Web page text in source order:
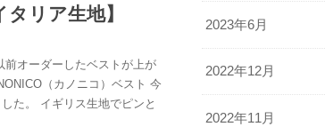
リア生地】
オーダーしたベストが上が
（カノニコ）ベスト 今
た。 イギリス生地でピンと
2023年6月
2022年12月
2022年11月